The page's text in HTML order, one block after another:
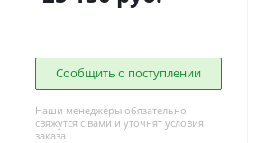
Сообщить о поступлении
Наши менеджеры обязательно
свяжутся с вами и уточнят условия
заказа